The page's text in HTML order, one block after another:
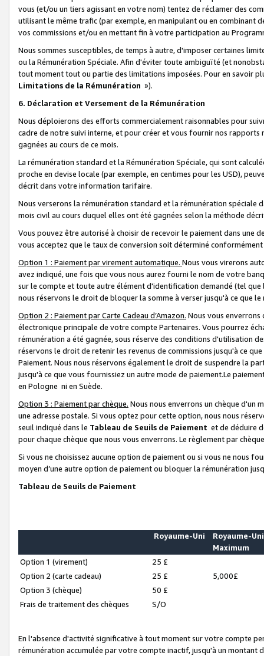
vous (et/ou un tiers agissant en votre nom) tentez de réclamer des
utilisant le même trafic (par exemple, en manipulant ou en combinant
vos commissions et/ou en mettant fin à votre participation au
Nous sommes susceptibles, de temps à autre, d'imposer certaines
ou la Rémunération Spéciale. Afin d'éviter toute ambiguïté (et
tout moment tout ou partie des limitations imposées. Pour en savoir
Limitations de la Rémunération »).
6. Déclaration et Versement de la Rémunération
Nous déploierons des efforts commercialement raisonnables pour
cadre de notre suivi interne, et pour créer et vous fournir nos
gagnées au cours de ce mois.
La rémunération standard et la Rémunération Spéciale, qui sont
proche en devise locale (par exemple, en centimes pour les USD),
décrit dans votre information tarifaire.
Nous verserons la rémunération standard et la rémunération spéciale
mois civil au cours duquel elles ont été gagnées selon la méthode
Vous pouvez être autorisé à choisir de recevoir le paiement dans une
vous acceptez que le taux de conversion soit déterminé
Option 1 : Paiement par virement automatique. Nous vous virerons
avez indiqué, une fois que vous nous aurez fourni le nom de votre
sur le compte et toute autre élément d'identification demandé (tel que
nous réservons le droit de bloquer la somme à verser jusqu'à ce que
Option 2 : Paiement par Carte Cadeau d’Amazon. Nous vous
électronique principale de votre compte Partenaires. Vous pourrez
rémunération a été gagnée, sous réserve des conditions d'utilisation
réservons le droit de retenir les revenus de commissions jusqu'à ce
Paiement. Nous nous réservons également le droit de suspendre la
jusqu'à ce que vous fournissiez un autre mode de paiement.Le
en Pologne ni en Suède.
Option 3 : Paiement par chèque. Nous nous enverrons un chèque d'un
une adresse postale. Si vous optez pour cette option, nous nous
seuil indiqué dans le Tableau de Seuils de Paiement et de déduire
pour chaque chèque que nous vous enverrons. Le règlement par
Si vous ne choisissez aucune option de paiement ou si vous ne nous
moyen d’une autre option de paiement ou bloquer la rémunération
Tableau de Seuils de Paiement
Royaume-Uni
Royaume-Uni
Maximum
Option 1 (virement)
25 £
Option 2 (carte cadeau)
25 £
5,000£
Option 3 (chèque)
50 £
Frais de traitement des chèques
S/O
En l'absence d'activité significative à tout moment sur votre compte
rémunération accumulée par votre compte inactif, jusqu'à un montant